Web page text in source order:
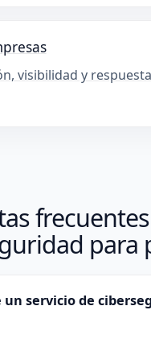
visibilidad y
para
un servicio de